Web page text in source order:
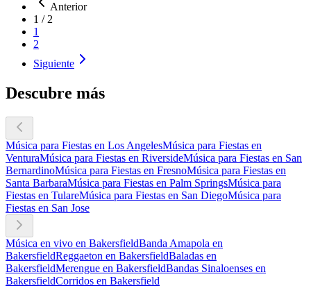
Anterior
1 / 2
1
2
Siguiente
Descubre más
Música para Fiestas en Los AngelesMúsica para Fiestas en
VenturaMúsica para Fiestas en RiversideMúsica para Fiestas en San
BernardinoMúsica para Fiestas en FresnoMúsica para Fiestas en
Santa BarbaraMúsica para Fiestas en Palm SpringsMúsica para
Fiestas en TulareMúsica para Fiestas en San DiegoMúsica para
Fiestas en San Jose
Música en vivo en BakersfieldBanda Amapola en
BakersfieldReggaeton en BakersfieldBaladas en
BakersfieldMerengue en BakersfieldBandas Sinaloenses en
BakersfieldCorridos en Bakersfield